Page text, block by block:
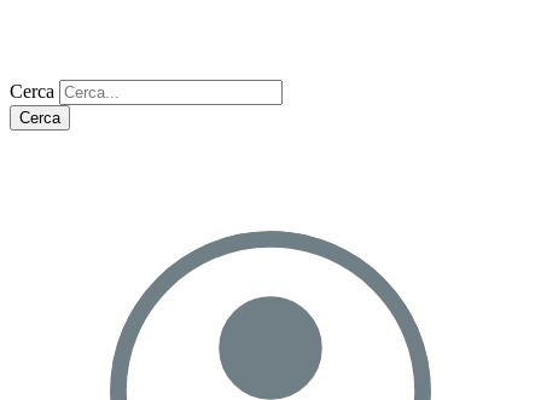
Cerca
Cerca